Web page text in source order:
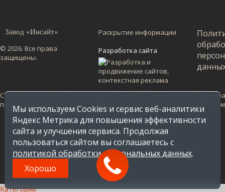
Завод «Инсайт»
© 2026. Все права
защищены.
Раскрытие информации
Разработка сайта
Сайт не является публичной офертой и несет ознакомительный
по Воронежской области. Стоимость в других регионах уточняйте
Мы используем Cookies и сервис веб-аналитики
Яндекс Метрика для повышения эффективности
сайта и улучшения сервиса. Продолжая
пользоваться сайтом вы соглашаетесь с
политикой обработки персональных данных.
Хорошо
Категории